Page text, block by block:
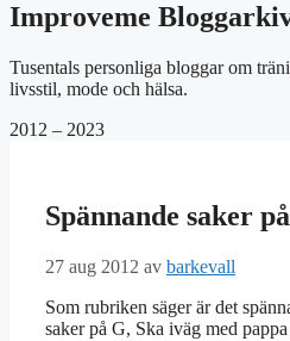
Improveme
Tusentals personliga bloggar om
livsstil, mode och hälsa.
2012 – 2023
Spännande saker
27 aug 2012 av barkevall
Som rubriken säger är det
saker på G, Ska iväg med pappa